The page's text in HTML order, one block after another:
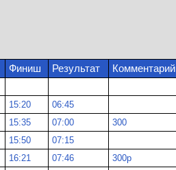
Финиш Результат Комментарий
15:20 06:45
15:35 07:00 300
15:50
07:15
16:21 07:46 300р